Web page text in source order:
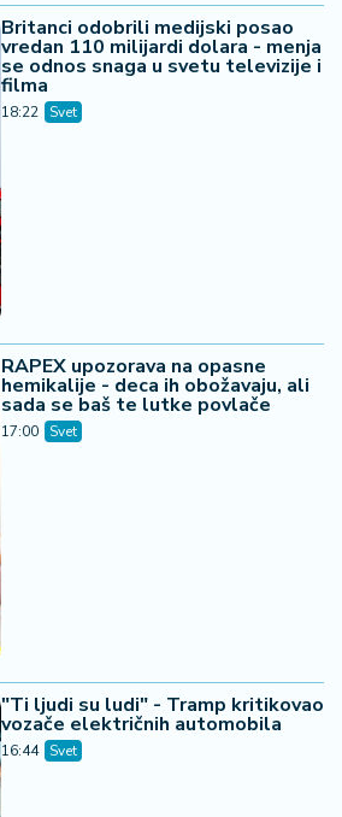
Britanci odobrili medijski posao
vredan 110 milijardi dolara - menja
se odnos snaga u svetu televizije i
filma
18:22 Svet
RAPEX upozorava na opasne
hemikalije - deca ih obožavaju, ali
sada se baš te lutke povlače
17:00 Svet
"Ti ljudi su ludi" - Tramp kritikovao
vozače električnih automobila
16:44 Svet